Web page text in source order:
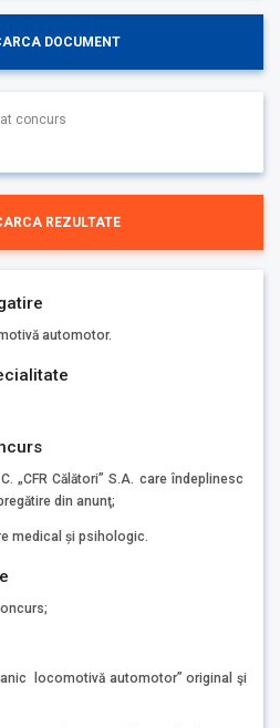
DOCUMENT
concurs
REZULTATE
automotor.
„CFR Călători” S.A. care îndeplinesc
din anunţ;
medical și psihologic.
locomotivă automotor” original şi